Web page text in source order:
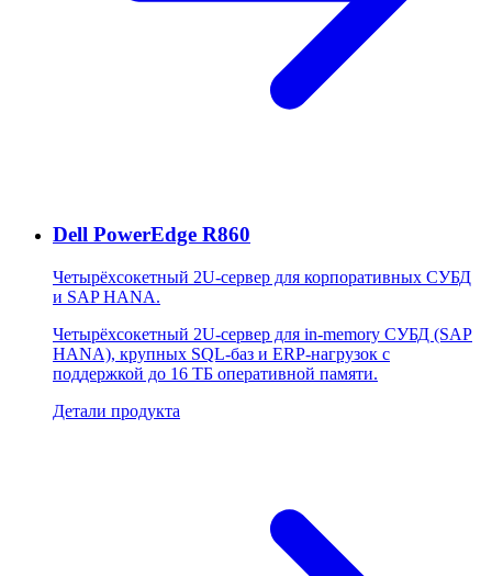
Dell PowerEdge R860
Четырёхсокетный 2U-сервер для корпоративных СУБД
и SAP HANA.
Четырёхсокетный 2U-сервер для in-memory СУБД (SAP
HANA), крупных SQL-баз и ERP-нагрузок с
поддержкой до 16 ТБ оперативной памяти.
Детали продукта